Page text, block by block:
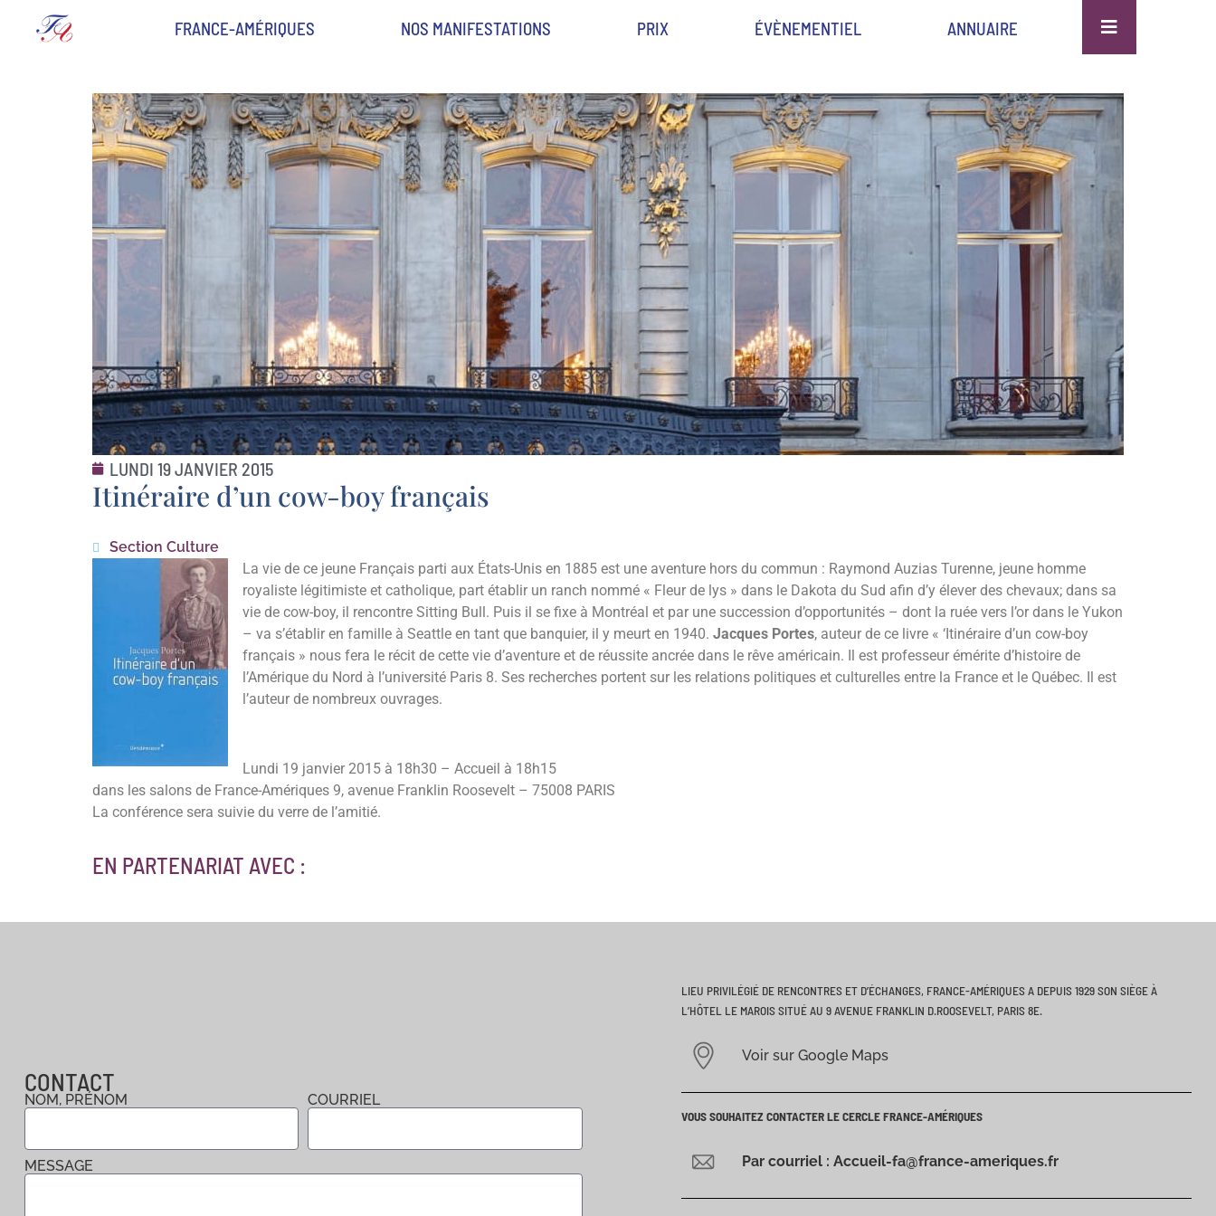
FRANCE-AMÉRIQUES NOS MANIFESTATIONS PRIX ÉVÈNEMENTIEL ANNUAIRE
LUNDI 19 JANVIER 2015
Itinéraire d’un cow-boy français
Section Culture
La vie de ce jeune Français parti aux États-Unis en 1885 est une aventure hors du commun : Raymond Auzias Turenne, jeune homme
royaliste légitimiste et catholique, part établir un ranch nommé « Fleur de lys » dans le Dakota du Sud afin d’y élever des chevaux; dans sa
vie de cow-boy, il rencontre Sitting Bull. Puis il se fixe à Montréal et par une succession d’opportunités – dont la ruée vers l’or dans le Yukon
– va s’établir en famille à Seattle en tant que banquier, il y meurt en 1940. Jacques Portes, auteur de ce livre « ‘Itinéraire d’un cow-boy
français » nous fera le récit de cette vie d’aventure et de réussite ancrée dans le rêve américain. Il est professeur émérite d’histoire de
l’Amérique du Nord à l’université Paris 8. Ses recherches portent sur les relations politiques et culturelles entre la France et le Québec. Il est
l’auteur de nombreux ouvrages.
Lundi 19 janvier 2015 à 18h30 – Accueil à 18h15
dans les salons de France-Amériques 9, avenue Franklin Roosevelt – 75008 PARIS
La conférence sera suivie du verre de l’amitié.
EN PARTENARIAT AVEC :
CONTACT
NOM, PRÉNOM COURRIEL
MESSAGE
LIEU PRIVILÉGIÉ DE RENCONTRES ET D’ÉCHANGES, FRANCE-AMÉRIQUES A DEPUIS 1929 SON SIÈGE À
L’HÔTEL LE MAROIS SITUÉ AU 9 AVENUE FRANKLIN D.ROOSEVELT, PARIS 8E.
Voir sur Google Maps
VOUS SOUHAITEZ CONTACTER LE CERCLE FRANCE-AMÉRIQUES
Par courriel : Accueil-fa@france-ameriques.fr